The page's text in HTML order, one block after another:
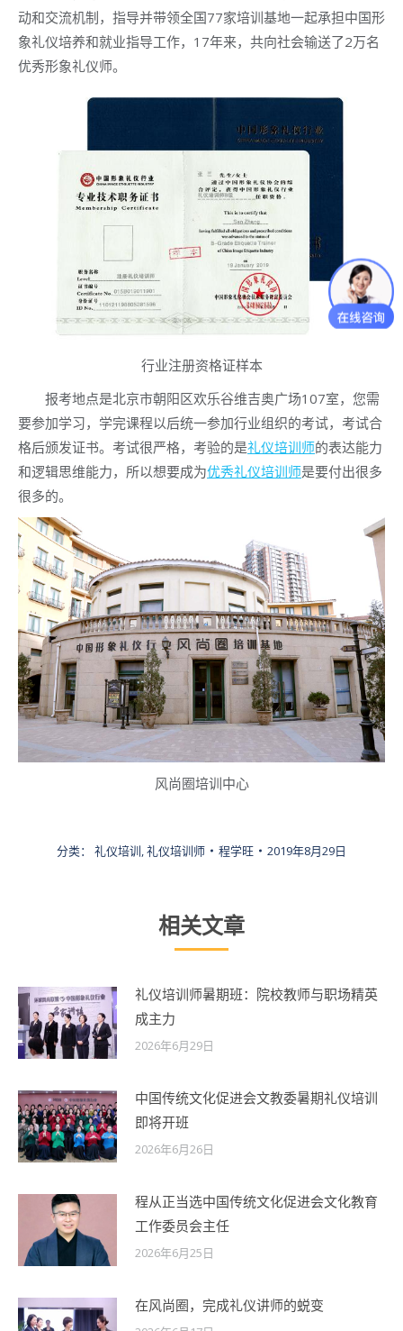
动和交流机制，指导并带领全国77家培训基地一起承担中国形
象礼仪培养和就业指导工作，17年来，共向社会输送了2万名
优秀形象礼仪师。
行业注册资格证样本
报考地点是北京市朝阳区欢乐谷维吉奥广场107室，您需
要参加学习，学完课程以后统一参加行业组织的考试，考试合
格后颁发证书。考试很严格，考验的是礼仪培训师的表达能力
和逻辑思维能力，所以想要成为优秀礼仪培训师是要付出很多
很多的。
风尚圈培训中心
分类： 礼仪培训,礼仪培训师 程学旺 2019年8月29日
相关文章
礼仪培训师暑期班：院校教师与职场精英
成主力
2026年6月29日
中国传统文化促进会文教委暑期礼仪培训
即将开班
2026年6月26日
程从正当选中国传统文化促进会文化教育
工作委员会主任
2026年6月25日
在风尚圈，完成礼仪讲师的蜕变